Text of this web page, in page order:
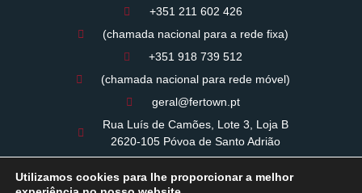
+351 211 602 426
(chamada nacional para a rede fixa)
+351 918 739 512
(chamada nacional para rede móvel)
geral@fertown.pt
Rua Luís de Camões, Lote 3, Loja B
2620-105 Póvoa de Santo Adrião
Período de almoço: 12:30 / 14:00
Utilizamos cookies para lhe proporcionar a melhor